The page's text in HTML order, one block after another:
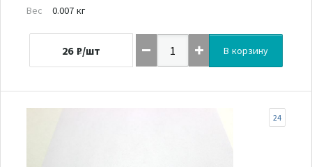
Вес
0.007 кг
26 ₽/шт В корзину
24